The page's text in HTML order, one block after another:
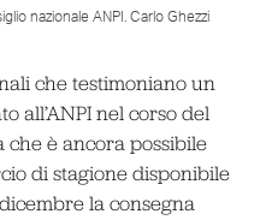
nazionale ANPI. Carlo Ghezzi
che testimoniano un
all’ANPI nel corso del
che è ancora possibile
di stagione disponibile
la consegna